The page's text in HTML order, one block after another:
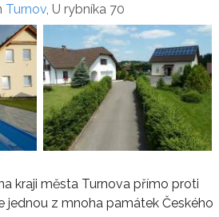
Turnov, U rybníka 70
kraji města Turnova přímo proti
jednou z mnoha památek Českého